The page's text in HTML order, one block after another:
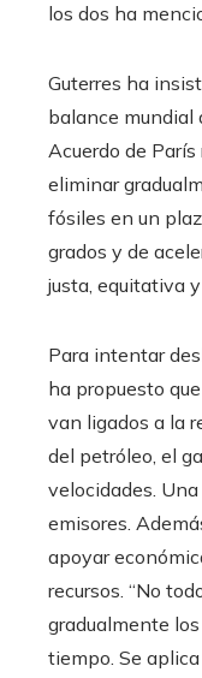
los dos ha
Guterres ha
balance mundial
Acuerdo de
eliminar
fósiles en un
grados y de
justa, equitativa
Para intentar
ha propuesto
van ligados a la
del petróleo, el
velocidades.
emisores.
apoyar
recursos. “No
gradualmente
tiempo. Se